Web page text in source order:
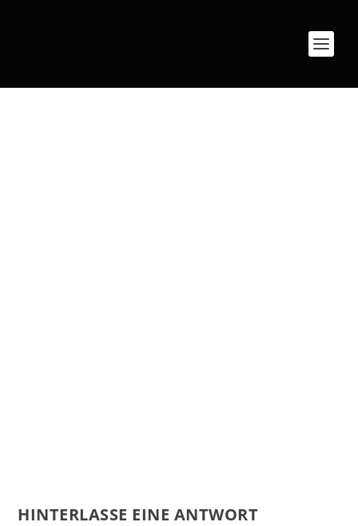
HINTERLASSE EINE ANTWORT